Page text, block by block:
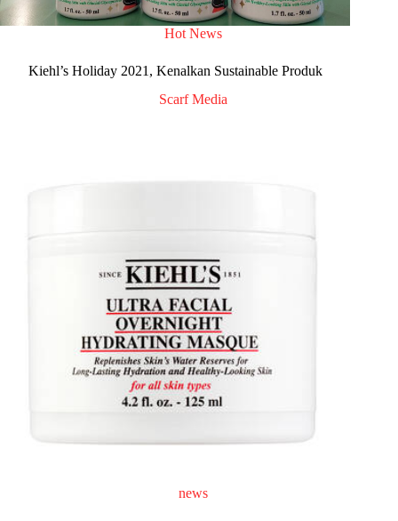
Hot News
Kiehl’s Holiday 2021, Kenalkan Sustainable Produk
Scarf Media
news